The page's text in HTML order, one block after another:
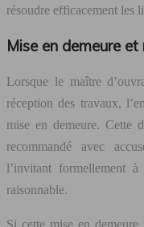
résoudre efficacement les
Mise en demeure
Lorsque le maître
réception des travaux,
mise en demeure. Cette
recommandé avec
l’invitant formellement
raisonnable.
Si cette mise en demeure